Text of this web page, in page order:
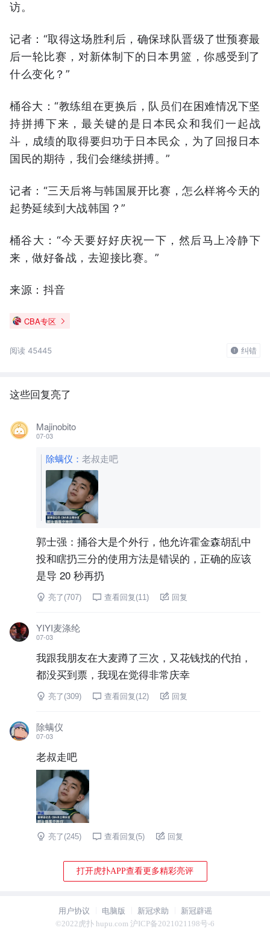
访。
记者：“取得这场胜利后，确保球队晋级了世预赛最
后一轮比赛，对新体制下的日本男篮，你感受到了
什么变化？”
桶谷大：“教练组在更换后，队员们在困难情况下坚
持拼搏下来，最关键的是日本民众和我们一起战
斗，成绩的取得要归功于日本民众，为了回报日本
国民的期待，我们会继续拼搏。”
记者：“三天后将与韩国展开比赛，怎么样将今天的
起势延续到大战韩国？”
桶谷大：“今天要好好庆祝一下，然后马上冷静下
来，做好备战，去迎接比赛。”
来源：抖音
CBA专区
阅读 45445 纠错
这些回复亮了
Majinobito
07-03
除螨仪 ： 老叔走吧
郭士强：捅谷大是个外行，他允许霍金森胡乱中
投和瞎扔三分的使用方法是错误的，正确的应该
是导 20 秒再扔
亮了(707) 查看回复(11) 回复
YIYI麦涤纶
07-03
我跟我朋友在大麦蹲了三次，又花钱找的代拍，
都没买到票，我现在觉得非常庆幸
亮了(309) 查看回复(12) 回复
除螨仪
07-03
老叔走吧
亮了(245) 查看回复(5) 回复
打开虎扑APP查看更多精彩亮评
用户协议 电脑版 新冠求助
新冠辟谣
©2022虎扑 hupu.com 沪ICP备2021021198号-6